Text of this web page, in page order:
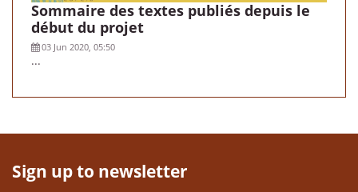
Sommaire des textes publiés depuis le
début du projet
03 Jun 2020, 05:50
...
Sign up to newsletter